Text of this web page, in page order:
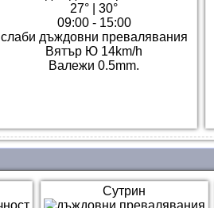
27°
30°
09:00 - 15:00
слаби дъждовни превалявания
Вятър Ю 14km/h
Валежи 0.5mm.
Сутрин